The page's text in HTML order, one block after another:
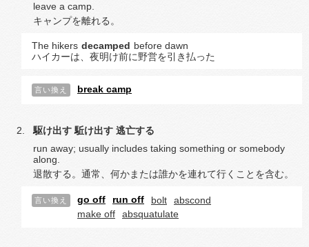
leave a camp.
キャンプを離れる。
The hikers decamped before dawn
ハイカーは、夜明け前に野営を引き払った
言い換え break camp
駆け出す 駈け出す 逃亡する
run away; usually includes taking something or somebody
along.
退散する。通常、何かまたは誰かを連れて行くことを含む。
言い換え go off run off bolt
abscond
make off
absquatulate